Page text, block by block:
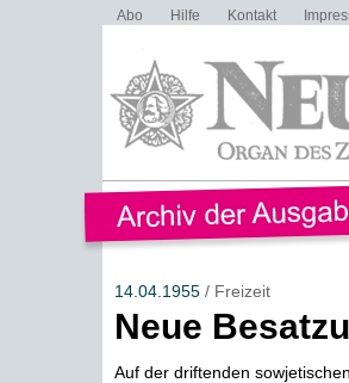
Abo Hilfe Kontakt
14.04.1955/ Freizeit
Neue
Auf der driftenden